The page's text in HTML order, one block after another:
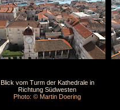
Blick vom Turm der Kathedrale in
Richtung Südwesten
Photo: © Martin Doering